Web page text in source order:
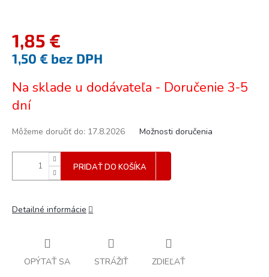
1,85 €
1,50 € bez DPH
cena:
Na sklade u dodávateľa - Doručenie 3-5
dní
Môžeme doručiť do: 17.8.2026 Možnosti doručenia
PRIDAŤ DO KOŠÍKA
Detailné informácie
OPÝTAŤ SA STRÁŽIŤ ZDIEĽAŤ